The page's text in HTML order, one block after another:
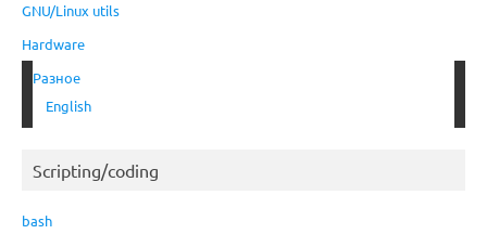
GNU/Linux utils
Hardware
Разное
English
Scripting/coding
bash